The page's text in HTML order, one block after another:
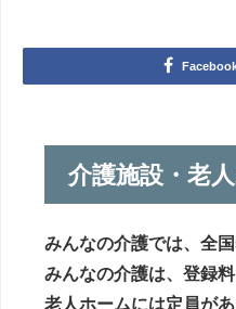
介護施設・老
みんなの介護では、全
みんなの介護は、登録
老人ホームには定員が